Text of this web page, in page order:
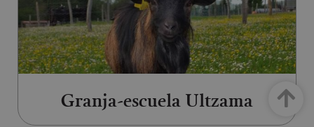
Granja-escuela Ultzama Arriba